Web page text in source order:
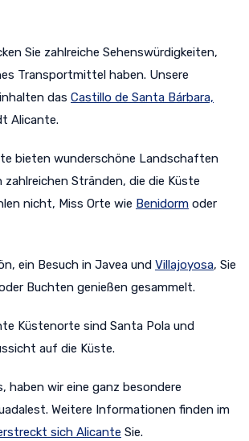
Sie zahlreiche Sehenswürdigkeiten,
Transportmittel haben. Unsere
das Castillo de Santa Bárbara,
Alicante.
bieten wunderschöne Landschaften
Stränden, die die Küste
nicht, Miss Orte wie Benidorm oder
ein Besuch in Javea und Villajoyosa, Sie
Buchten genießen gesammelt.
Küstenorte sind Santa Pola und
auf die Küste.
haben wir eine ganz besondere
Weitere Informationen finden im
sich Alicante Sie.